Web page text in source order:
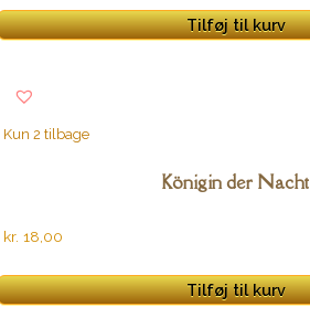
Tilføj til kurv
Kun 2 tilbage
Königin der Nacht
kr. 18,00
Tilføj til kurv